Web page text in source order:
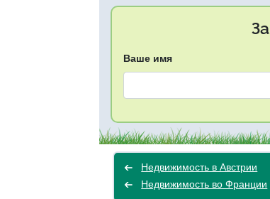
Ваше имя
Недвижимость в Австрии
Недвижимость во Франции